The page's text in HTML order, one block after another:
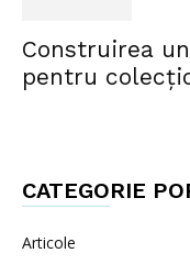
Construirea
pentru
CATEGORIE
Articole